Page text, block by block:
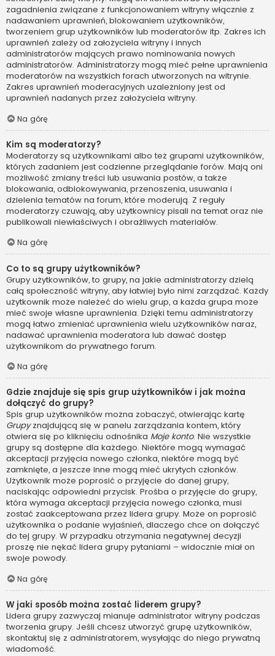
zagadnienia związane z funkcjonowaniem witryny włącznie z
nadawaniem uprawnień, blokowaniem użytkowników,
tworzeniem grup użytkowników lub moderatorów itp. Zakres ich
uprawnień zależy od założyciela witryny i innych
administratorów mających prawo nominowania nowych
administratorów. Administratorzy mogą mieć pełne uprawnienia
moderatorów na wszystkich forach utworzonych na witrynie.
Zakres uprawnień moderacyjnych uzależniony jest od
uprawnień nadanych przez założyciela witryny.
Na górę
Kim są moderatorzy?
Moderatorzy są użytkownikami albo też grupami użytkowników,
których zadaniem jest codzienne przeglądanie forów. Mają oni
możliwość zmiany treści lub usuwania postów, a także
blokowania, odblokowywania, przenoszenia, usuwania i
dzielenia tematów na forum, które moderują. Z reguły
moderatorzy czuwają, aby użytkownicy pisali na temat oraz nie
publikowali niewłaściwych i obraźliwych materiałów.
Na górę
Co to są grupy użytkowników?
Grupy użytkowników, to grupy, na jakie administratorzy dzielą
całą społeczność witryny, aby łatwiej było nimi zarządzać. Każdy
użytkownik może należeć do wielu grup, a każda grupa może
mieć swoje własne uprawnienia. Dzięki temu administratorzy
mogą łatwo zmieniać uprawnienia wielu użytkowników naraz,
nadawać uprawnienia moderatora lub dawać dostęp
użytkownikom do prywatnego forum.
Na górę
Gdzie znajduje się spis grup użytkowników i jak można
dołączyć do grupy?
Spis grup użytkowników można zobaczyć, otwierając kartę
Grupyznajdującą się w panelu zarządzania kontem, który
otwiera się po kliknięciu odnośnika Moje konto. Nie wszystkie
grupy są dostępne dla każdego. Niektóre mogą wymagać
akceptacji przyjęcia nowego członka, niektóre mogą być
zamknięte, a jeszcze inne mogą mieć ukrytych członków.
Użytkownik może poprosić o przyjęcie do danej grupy,
naciskając odpowiedni przycisk. Prośba o przyjęcie do grupy,
która wymaga akceptacji przyjęcia nowego członka, musi
zostać zaakceptowana przez lidera grupy. Może on poprosić
użytkownika o podanie wyjaśnień, dlaczego chce on dołączyć
do tej grupy. W przypadku otrzymania negatywnej decyzji
proszę nie nękać lidera grupy pytaniami – widocznie miał on
swoje powody.
Na górę
W jaki sposób można zostać liderem grupy?
Lidera grupy zazwyczaj mianuje administrator witryny podczas
tworzenia grupy. Jeśli chcesz utworzyć grupę użytkowników,
skontaktuj się z administratorem, wysyłając do niego prywatną
wiadomość.